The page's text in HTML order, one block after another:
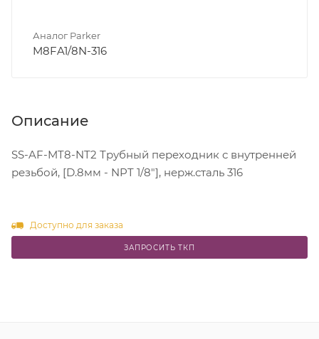
Аналог Parker
M8FA1/8N-316
Описание
SS-AF-MT8-NT2 Трубный переходник с внутренней
резьбой, [D.8мм - NPT 1/8"], нерж.сталь 316
Доступно для заказа
ЗАПРОСИТЬ ТКП